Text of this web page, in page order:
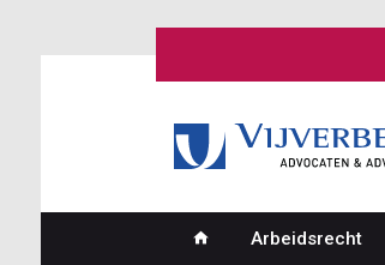
Hoofdnavigatie
Arbeidsrecht